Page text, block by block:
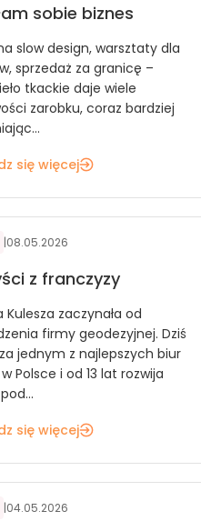
sobie biznes
slow design, warsztaty dla
sprzedaż za granicę –
tkackie daje wiele
zarobku, coraz bardziej
się więcej
|08.05.2026
z franczyzy
Kulesza zaczynała od
firmy geodezyjnej. Dziś
jednym z najlepszych biur
w Polsce i od 13 lat rozwija
się więcej
|04.05.2026